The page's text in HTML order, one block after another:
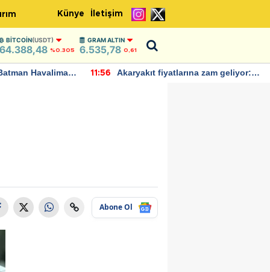
Künye İletişim
BITCOIN(USDT)
64.388,48 %0.305
GRAM ALTIN
6.535,78 0,61
Havalimanı
11:56
Akaryakıt fiyatlarına zam geliyor:
Abone Ol